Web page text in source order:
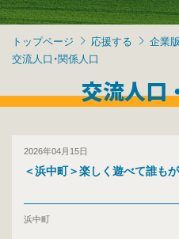
トップページ 応援する 企業
交流人口・関係人口
交流人口
2026年04月15日
＜浜中町＞楽しく遊べて誰も
浜中町